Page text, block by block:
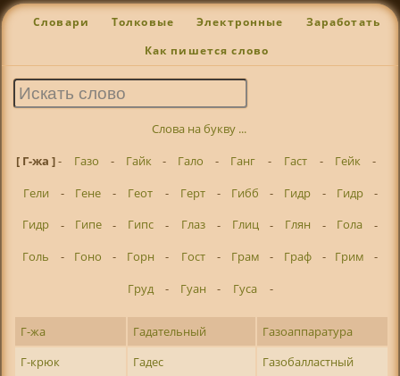
Словари Толковые Электронные Заработать
Как пишется слово
Слова на букву ...
[ Г-жа ]- Газо - Гайк - Гало - Ганг - Гаст - Гейк
-
Гели
- Гене - Геот - Герт - Гибб - Гидр - Гидр
-
Гидр
- Гипе - Гипс - Глаз - Глиц - Глян - Гола
-
Голь
- Гоно - Горн - Гост - Грам - Граф - Грим
-
Груд
- Гуан - Гуса -
Г-жа Гадательный
Газоаппаратура
Г-крюк
Гадес
Газобалластный